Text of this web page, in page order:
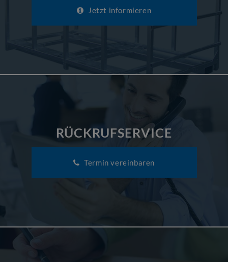
Jetzt informieren
RÜCKRUFSERVICE
Termin vereinbaren